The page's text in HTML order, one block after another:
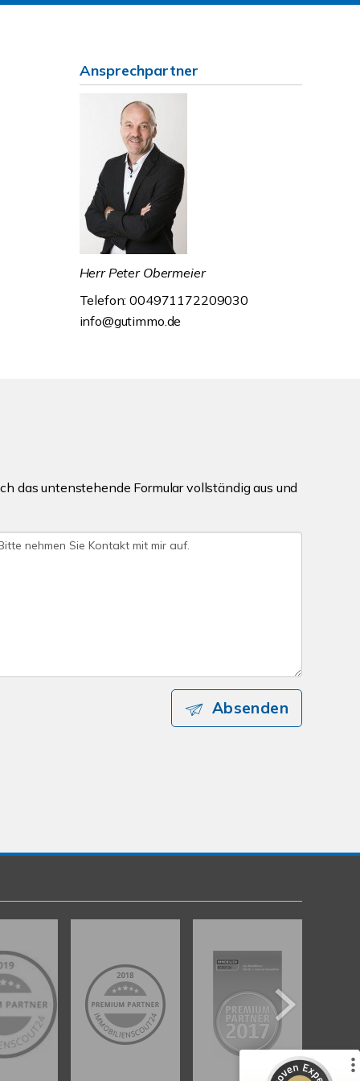
Ansprechpartner
Herr Peter Obermeier
Telefon: 004971172209030
info@gutimmo.de
das untenstehende Formular vollständig aus und
Absenden
Empfehlungen auf
ProvenExpert.com
SEHR GUT
5,00
3
Bewertungen auf